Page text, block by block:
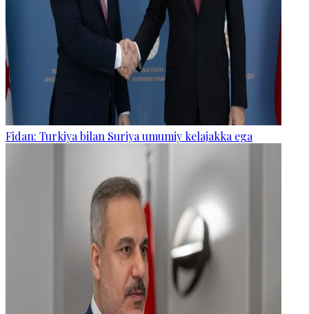
Fidan: Turkiya bilan Suriya umumiy kelajakka ega